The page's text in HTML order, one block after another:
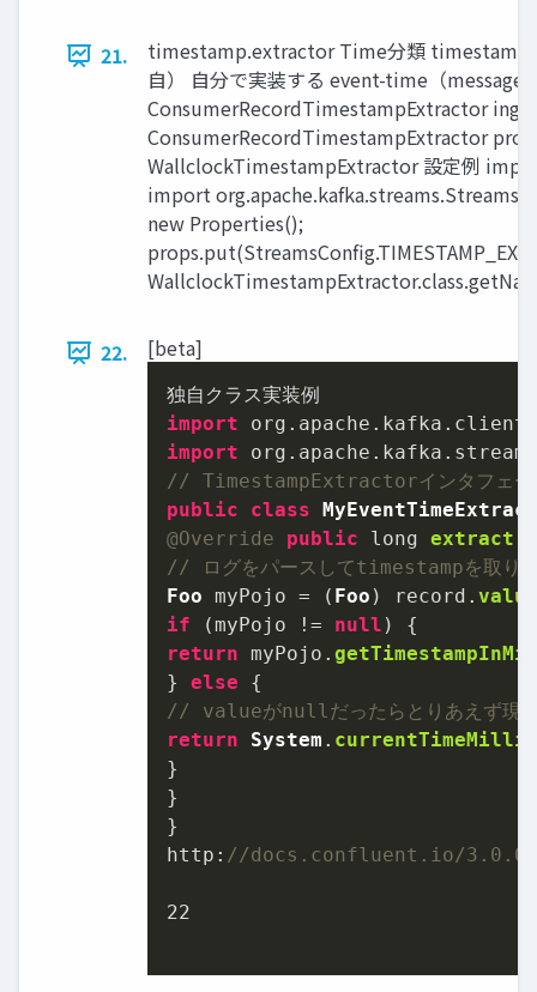
21.
timestamp.extractor Time分類
自） 自分で実装する event-time（message
ConsumerRecordTimestampExtractor
ConsumerRecordTimestampExtractor
WallclockTimestampExtractor 設定例
import
new Properties();
22. [beta]
import org. apache . kafka . clients
import org. apache . kafka . streams
// TimestampExtractorインタフェー
public
class
@Override
public long extract
// ログをパースしてtimestampを取り
Foo myPojo = ( Foo ) record. value
if (myPojo != null
return myPojo.
} else
// valueがnullだったらとりあえず現在
return
System . currentTimeMillis
}
}
http : //docs.confluent.io/3.0.0/
22